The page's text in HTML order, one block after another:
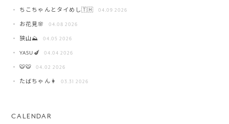
ちこちゃんとタイめし🇹🇭 04.09 2026
お花見🌸 04.08 2026
狭山⛰️ 04.05 2026
YASU🍆 04.04 2026
🐯🐯 04.02 2026
たばちゃん👩 03.31 2026
CALENDAR